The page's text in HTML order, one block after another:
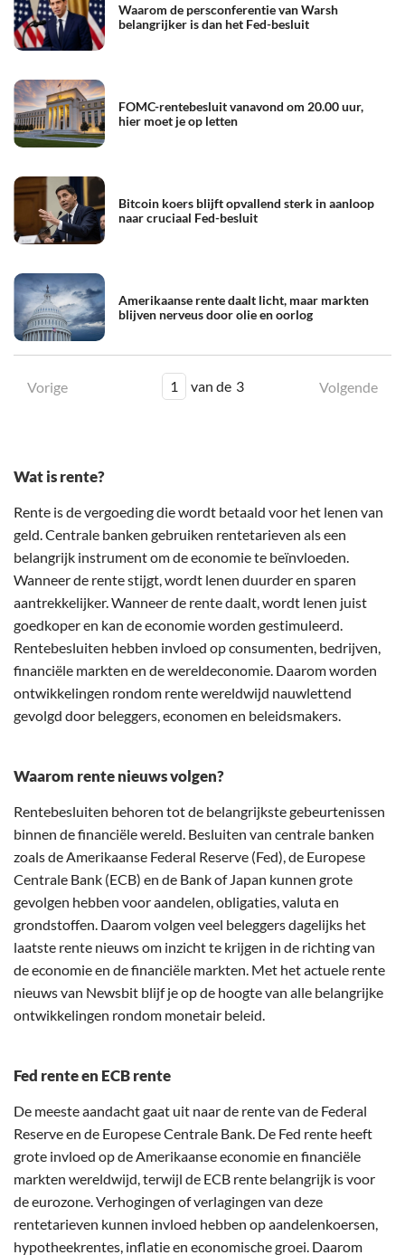
Waarom de persconferentie van Warsh
belangrijker is dan het Fed-besluit
FOMC-rentebesluit vanavond om 20.00 uur,
hier moet je op letten
Bitcoin koers blijft opvallend sterk in aanloop
naar cruciaal Fed-besluit
Amerikaanse rente daalt licht, maar markten
blijven nerveus door olie en oorlog
Vorige 1 van de 3 Volgende
Wat is rente?
Rente is de vergoeding die wordt betaald voor het lenen van
geld. Centrale banken gebruiken rentetarieven als een
belangrijk instrument om de economie te beïnvloeden.
Wanneer de rente stijgt, wordt lenen duurder en sparen
aantrekkelijker. Wanneer de rente daalt, wordt lenen juist
goedkoper en kan de economie worden gestimuleerd.
Rentebesluiten hebben invloed op consumenten, bedrijven,
financiële markten en de wereldeconomie. Daarom worden
ontwikkelingen rondom rente wereldwijd nauwlettend
gevolgd door beleggers, economen en beleidsmakers.
Waarom rente nieuws volgen?
Rentebesluiten behoren tot de belangrijkste gebeurtenissen
binnen de financiële wereld. Besluiten van centrale banken
zoals de Amerikaanse Federal Reserve (Fed), de Europese
Centrale Bank (ECB) en de Bank of Japan kunnen grote
gevolgen hebben voor aandelen, obligaties, valuta en
grondstoffen. Daarom volgen veel beleggers dagelijks het
laatste rente nieuws om inzicht te krijgen in de richting van
de economie en de financiële markten. Met het actuele rente
nieuws van Newsbit blijf je op de hoogte van alle belangrijke
ontwikkelingen rondom monetair beleid.
Fed rente en ECB rente
De meeste aandacht gaat uit naar de rente van de Federal
Reserve en de Europese Centrale Bank. De Fed rente heeft
grote invloed op de Amerikaanse economie en financiële
markten wereldwijd, terwijl de ECB rente belangrijk is voor
de eurozone. Verhogingen of verlagingen van deze
rentetarieven kunnen invloed hebben op aandelenkoersen,
hypotheekrentes, inflatie en economische groei. Daarom